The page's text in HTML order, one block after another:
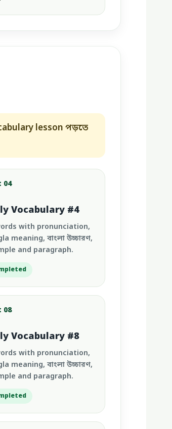
lesson পড়তে
04
Vocabulary #4
with pronunciation,
meaning, বাংলা উচ্চারণ,
and paragraph.
08
Vocabulary #8
with pronunciation,
meaning, বাংলা উচ্চারণ,
and paragraph.